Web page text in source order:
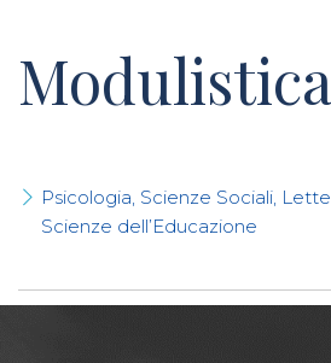
Modulistica
Psicologia, Scienze Sociali,
Scienze dell’Educazione